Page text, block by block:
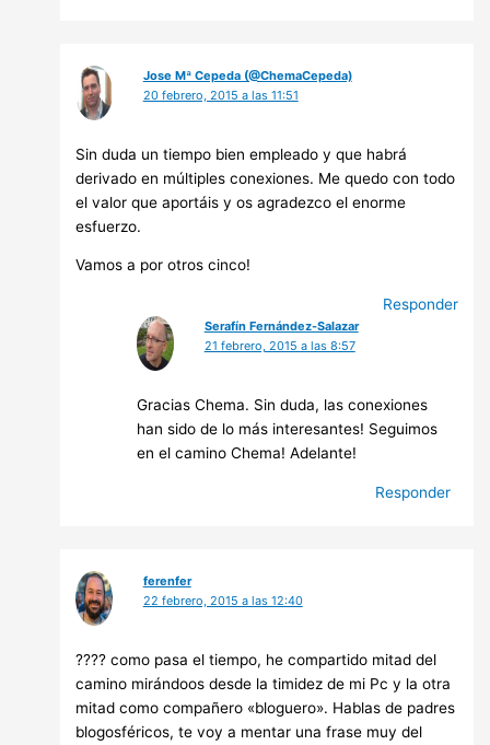
Jose Mª Cepeda (@ChemaCepeda)
20 febrero, 2015 a las 11:51
Sin duda un tiempo bien empleado y que habrá
derivado en múltiples conexiones. Me quedo con todo
el valor que aportáis y os agradezco el enorme
esfuerzo.
Vamos a por otros cinco!
Responder
Serafín Fernández-Salazar
21 febrero, 2015 a las 8:57
Gracias Chema. Sin duda, las conexiones
han sido de lo más interesantes! Seguimos
en el camino Chema! Adelante!
Responder
ferenfer
22 febrero, 2015 a las 12:40
???? como pasa el tiempo, he compartido mitad del
camino mirándoos desde la timidez de mi Pc y la otra
mitad como compañero «bloguero». Hablas de padres
blogosféricos, te voy a mentar una frase muy del